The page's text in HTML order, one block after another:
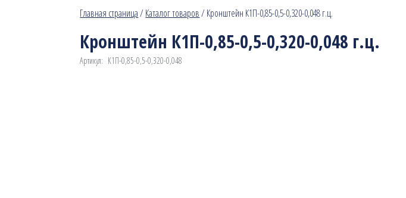
Главная страница/Каталог товаров/Кронштейн К1П-0,85-0,5-0,320-0,048 г.ц.
Кронштейн К1П-0,85-0,5-0,320-0,048 г.ц.
Артикул: К1П-0,85-0,5-0,320-0,048